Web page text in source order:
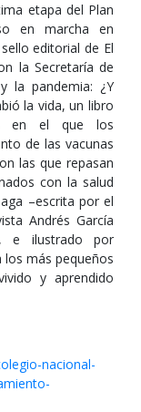
etapa del Plan
en marcha en
editorial de El
la Secretaría de
la pandemia: ¿Y
la vida, un libro
en el que los
de las vacunas
las que repasan
con la salud
–escrita por el
Andrés García
e ilustrado por
los más pequeños
y aprendido
nacional-